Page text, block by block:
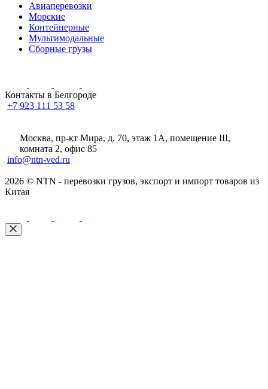
Авиаперевозки
Морские
Контейнерные
Мультимодальные
Сборные грузы
Контакты в Белгороде
+7 923 111 53 58
Москва, пр-кт Мира, д. 70, этаж 1А, помещение III,
комната 2, офис 85
info@ntn-ved.ru
2026 © NTN - перевозки грузов, экспорт и импорт товаров из
Китая